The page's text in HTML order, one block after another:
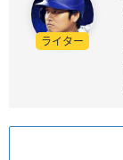
ライター